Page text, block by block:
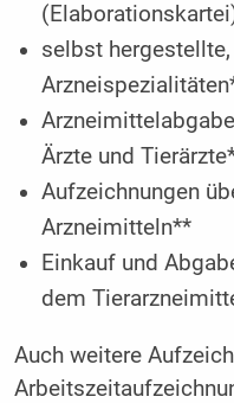
selbst
Ärzte und
Aufzeichnungen
Arzneimitteln**
Einkauf und
dem
Auch weitere